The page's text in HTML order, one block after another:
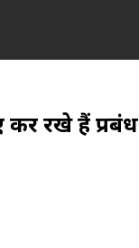
कर रखे हैं प्रबंध